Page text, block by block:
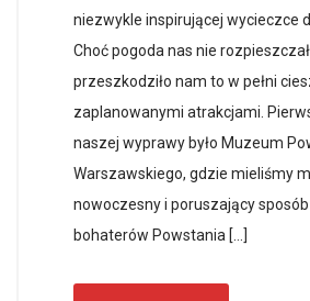
niezwykle inspirującej wycieczce
Choć pogoda nas nie
przeszkodziło nam to w pełni
zaplanowanymi atrakcjami.
naszej wyprawy było Muzeum
Warszawskiego, gdzie mieliśmy
nowoczesny i poruszający
bohaterów Powstania […]